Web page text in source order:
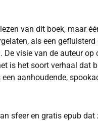
van dit boek, maar
als een gefluisterd
visie van de auteur op
is het soort verhaal dat
aanhoudende,
sfeer en gratis epub dat